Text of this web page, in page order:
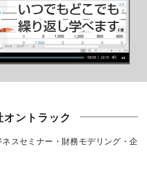
オントラック
スセミナー・財務モデリング・企